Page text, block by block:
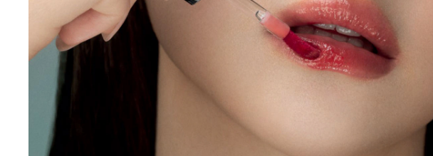
税込
イン リビング ピンク